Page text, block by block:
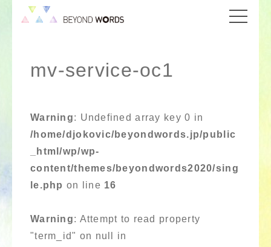
mv-service-oc1
Warning: Undefined array key 0 in
/home/djokovic/beyondwords.jp/public
_html/wp/wp-
content/themes/beyondwords2020/sing
le.php on line 16
Warning: Attempt to read property
"term_id" on null in